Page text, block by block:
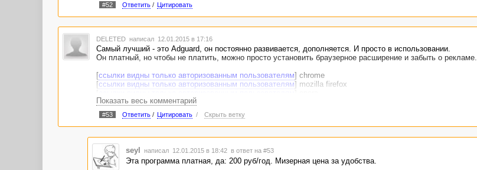
#52 Ответить/ Цитировать
DELETED написал 12.01.2015 в 17:16
Самый лучший - это Adguard, он постоянно развивается, дополняется. И просто в использовании.
Он платный, но чтобы не платить, можно просто установить браузерное расширение и забыть о рекламе.
[ссылки видны только авторизованным пользователям] chrome
[ссылки видны только авторизованным пользователям] mozilla firefox
[ ссылки видны только авторизованным пользователям
ссылки видны только авторизованным пользователям
Показать весь комментарий
#53 Ответить/ Цитировать / Скрыть ветку
seyl написал 12.01.2015 в 18:42 в ответ на #53
Эта программа платная, да: 200 руб/год. Мизерная цена за удобства.